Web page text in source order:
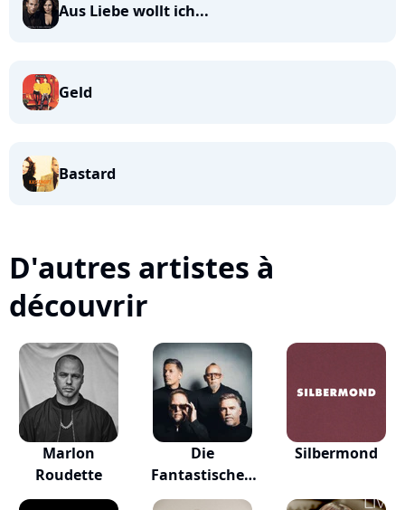
Aus Liebe wollt ich...
Geld
Bastard
D'autres artistes à
découvrir
Marlon
Roudette
Die
Fantastischen
Vier
Silbermond